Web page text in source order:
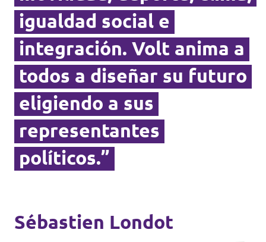
igualdad social e
integración. Volt anima a
todos a diseñar su futuro
eligiendo a sus
representantes
políticos.”
Sébastien Londot